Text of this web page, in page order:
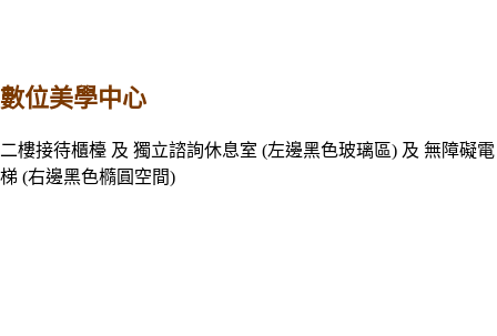
數位美學中心
二樓接待櫃檯 及 獨立諮詢休息室 (左邊黑色玻璃區) 及 無障礙電
梯 (右邊黑色橢圓空間)